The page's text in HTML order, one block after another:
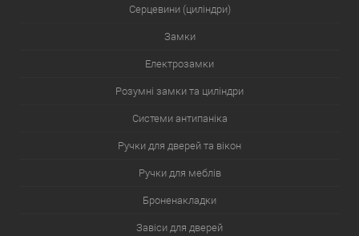
Серцевини (циліндри)
Замки
Електрозамки
Розумні замки та циліндри
Системи антипаніка
Ручки для дверей та вікон
Ручки для меблів
Броненакладки
Завіси для дверей